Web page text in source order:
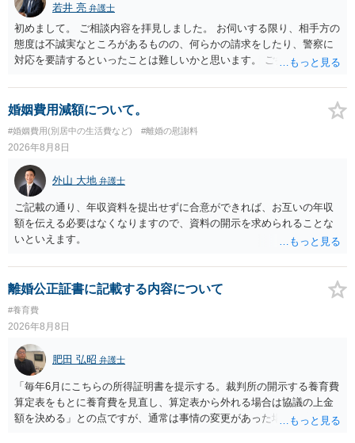
若井 亮 弁護士
初めまして。 ご相談内容を拝見しました。 お伺いする限り、相手方の
態度は不誠実なところがあるものの、何らかの請求をしたり、警察に
対応を要請するといったことは難しいかと思います。 ご参考になれば
婚姻費用減額について。
#婚姻費用(別居中の生活費など) #離婚の慰謝料
2026年8月8日
外山 大地 弁護士
ご記載の通り、年収資料を提出せずに合意ができれば、お互いの年収
額を伝える必要はなくなりますので、資料の開示を求められることな
いといえます。
離婚公正証書に記載する内容について
#養育費
2026年8月8日
肥田 弘昭 弁護士
「毎年6月にこちらの所得証明書を提示する。裁判所の開示する養育費
算定表をもとに養育費を見直し、算定表から外れる場合は協議の上金
額を決める」との点ですが、通常は事情の変更があった場合に変更し